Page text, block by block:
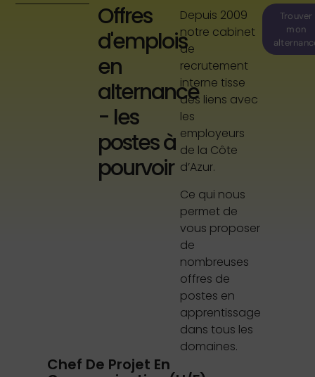
Offres
d'emplois
en
alternance
- les
postes à
pourvoir
Depuis 2009
notre cabinet
de
recrutement
interne tisse
des liens avec
les
employeurs
de la Côte
d’Azur.
Ce qui nous
permet de
vous proposer
de
nombreuses
offres de
postes en
apprentissage
dans tous les
domaines.
Trouver
mon
Chargé De Gestion Polyvalent